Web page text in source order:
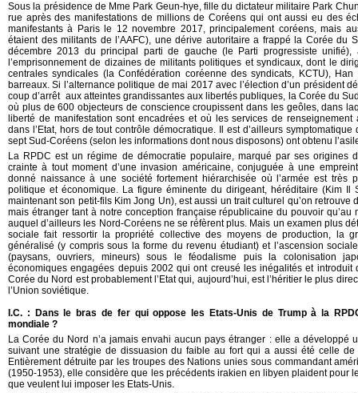
Sous la présidence de Mme Park Geun-hye, fille du dictateur militaire Park
rue après des manifestations de millions de Coréens qui ont aussi eu des
manifestants à Paris le 12 novembre 2017, principalement coréens, mais
étaient des militants de l’AAFC), une dérive autoritaire a frappé la Corée du
décembre 2013 du principal parti de gauche (le Parti progressiste unifié),
l’emprisonnement de dizaines de militants politiques et syndicaux, dont le
centrales syndicales (la Confédération coréenne des syndicats, KCTU),
barreaux. Si l’alternance politique de mai 2017 avec l’élection d’un président
coup d’arrêt aux atteintes grandissantes aux libertés publiques, la Corée du
où plus de 600 objecteurs de conscience croupissent dans les geôles, dans
liberté de manifestation sont encadrées et où les services de
dans l’Etat, hors de tout contrôle démocratique. Il est d’ailleurs
sept Sud-Coréens (selon les informations dont nous disposons) ont obtenu
La RPDC est un régime de démocratie populaire, marqué par ses origines
crainte à tout moment d’une invasion américaine, conjuguée à une
donné naissance à une société fortement hiérarchisée où l’armée est très
politique et économique. La figure éminente du dirigeant, héréditaire (Kim
maintenant son petit-fils Kim Jong Un), est aussi un trait culturel qu’on retrouve
mais étranger tant à notre conception française républicaine du pouvoir qu’au
auquel d’ailleurs les Nord-Coréens ne se réfèrent plus. Mais un examen plus
sociale fait ressortir la propriété collective des moyens de production, la
généralisé (y compris sous la forme du revenu étudiant) et l’ascension
(paysans, ouvriers, mineurs) sous le féodalisme puis la colonisation
économiques engagées depuis 2002 qui ont creusé les inégalités et introduit
Corée du Nord est probablement l’Etat qui, aujourd’hui, est l’héritier le plus
l’Union soviétique.
I.C. : Dans le bras de fer qui oppose les Etats-Unis de Trump à la
mondiale ?
La Corée du Nord n’a jamais envahi aucun pays étranger : elle a développé
suivant une stratégie de dissuasion du faible au fort qui a aussi été celle
Entièrement détruite par les troupes des Nations unies sous commandant
(1950-1953), elle considère que les précédents irakien en libyen plaident pour
que veulent lui imposer les Etats-Unis.